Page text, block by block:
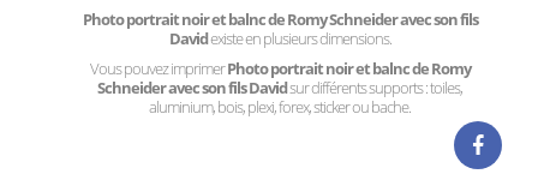
Photo portrait noir et balnc de Romy Schneider avec son fils
Davidexiste en plusieurs dimensions.
Vous pouvez imprimerPhoto portrait noir et balnc de Romy
Schneider avec son fils Davidsur différents supports : toiles,
aluminium, bois, plexi, forex, sticker ou bache.